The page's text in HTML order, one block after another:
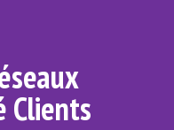
Clients